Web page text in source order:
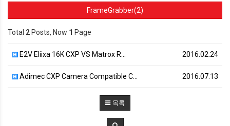
FrameGrabber(2)
Total 2 Posts, Now 1 Page
2016.02.24
E2V Eliixa 16K CXP VS Matrox R…
2016.07.13
Adimec CXP Camera Compatible C…
목록